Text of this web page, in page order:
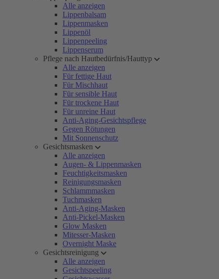
Alle anzeigen
Lippenbalsam
Lippenmasken
Lippenöl
Lippenpeeling
Lippenserum
Pflege nach Hautbedürfnis/Hauttyp
Alle anzeigen
Für fettige Haut
Für Mischhaut
Für sensible Haut
Für trockene Haut
Für unreine Haut
Anti-Aging-Gesichtspflege
Gegen Rötungen
Mit Sonnenschutz
Gesichtsmasken
Alle anzeigen
Augen- & Lippenmasken
Feuchtigkeitsmasken
Reinigungsmasken
Schlammmasken
Tuchmasken
Anti-Aging-Masken
Anti-Pickel-Masken
Glow Masken
Mitesser-Masken
Overnight Maske
Gesichtsreinigung
Alle anzeigen
Gesichtspeeling